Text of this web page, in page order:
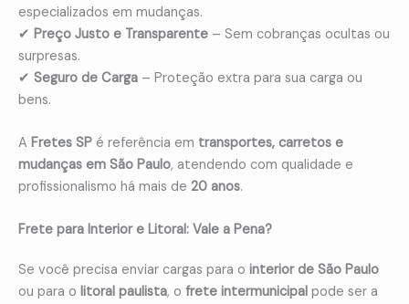
especializados em mudanças.
✔ Preço Justo e Transparente – Sem cobranças ocultas ou
surpresas.
✔ Seguro de Carga – Proteção extra para sua carga ou
bens.
A Fretes SP é referência em transportes, carretos e
mudanças em São Paulo, atendendo com qualidade e
profissionalismo há mais de 20 anos.
Frete para Interior e Litoral: Vale a Pena?
Se você precisa enviar cargas para o interior de São Paulo
ou para o litoral paulista, o frete intermunicipal pode ser a